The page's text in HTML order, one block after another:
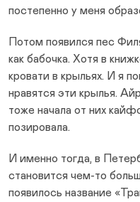
постепенно у меня
Потом появился пес
как бабочка. Хотя в
кровати в крыльях. И я
нравятся эти крылья.
тоже начала от них
позировала.
И именно тогда, в
становится чем-то
появилось название